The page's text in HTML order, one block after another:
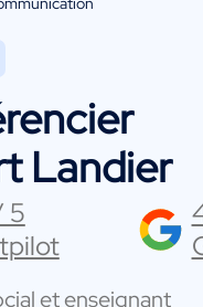
Landier
5
et enseignant